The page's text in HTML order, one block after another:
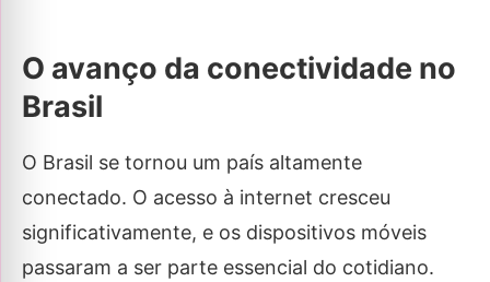
O avanço da conectividade no
Brasil
O Brasil se tornou um país altamente
conectado. O acesso à internet cresceu
significativamente, e os dispositivos móveis
passaram a ser parte essencial do cotidiano.